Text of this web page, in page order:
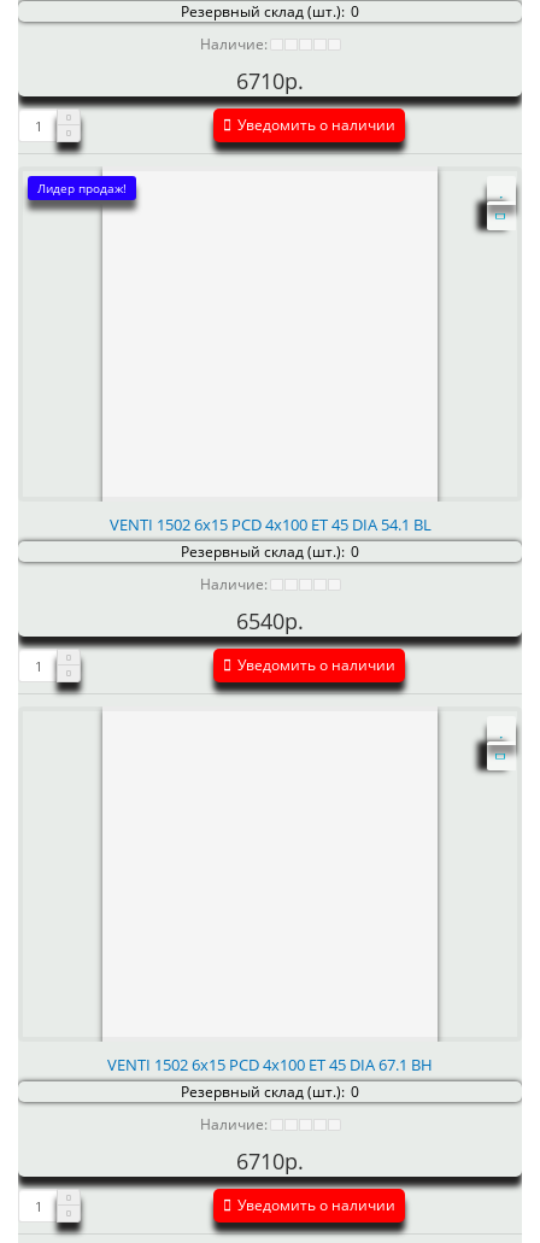
Резервный склад (шт.): 0
Наличие:
6710р.
Уведомить о наличии
Лидер продаж!
VENTI 1502 6x15 PCD 4x100 ET 45 DIA 54.1 BL
Резервный склад (шт.): 0
Наличие:
6540р.
Уведомить о наличии
VENTI 1502 6x15 PCD 4x100 ET 45 DIA 67.1 BH
Резервный склад (шт.): 0
Наличие:
6710р.
Уведомить о наличии